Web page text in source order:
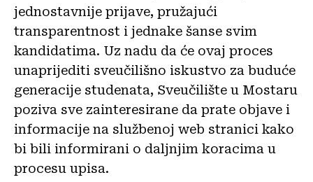
jednostavnije prijave, pružajući
transparentnost i jednake šanse svim
kandidatima. Uz nadu da će ovaj proces
unaprijediti sveučilišno iskustvo za buduće
generacije studenata, Sveučilište u Mostaru
poziva sve zainteresirane da prate objave i
informacije na službenoj web stranici kako
bi bili informirani o daljnjim koracima u
procesu upisa.